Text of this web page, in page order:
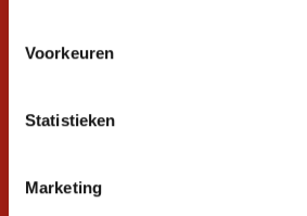
Voorkeuren
Statistieken
Marketing
Ontvang de nieuwste
promoties